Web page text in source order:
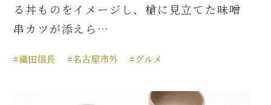
る丼ものをイメージし、槍に見立てた味噌
串カツが添えら…
#織田信長 #名古屋市外 #グルメ